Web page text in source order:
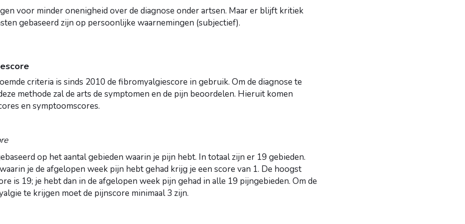
voor minder onenigheid over de diagnose onder artsen. Maar er blijft kritiek
gebaseerd zijn op persoonlijke waarnemingen (subjectief).
criteria is sinds 2010 de fibromyalgiescore in gebruik. Om de diagnose te
methode zal de arts de symptomen en de pijn beoordelen. Hieruit komen
en symptoomscores.
op het aantal gebieden waarin je pijn hebt. In totaal zijn er 19 gebieden.
je de afgelopen week pijn hebt gehad krijg je een score van 1. De hoogst
is 19; je hebt dan in de afgelopen week pijn gehad in alle 19 pijngebieden. Om de
te krijgen moet de pijnscore minimaal 3 zijn.